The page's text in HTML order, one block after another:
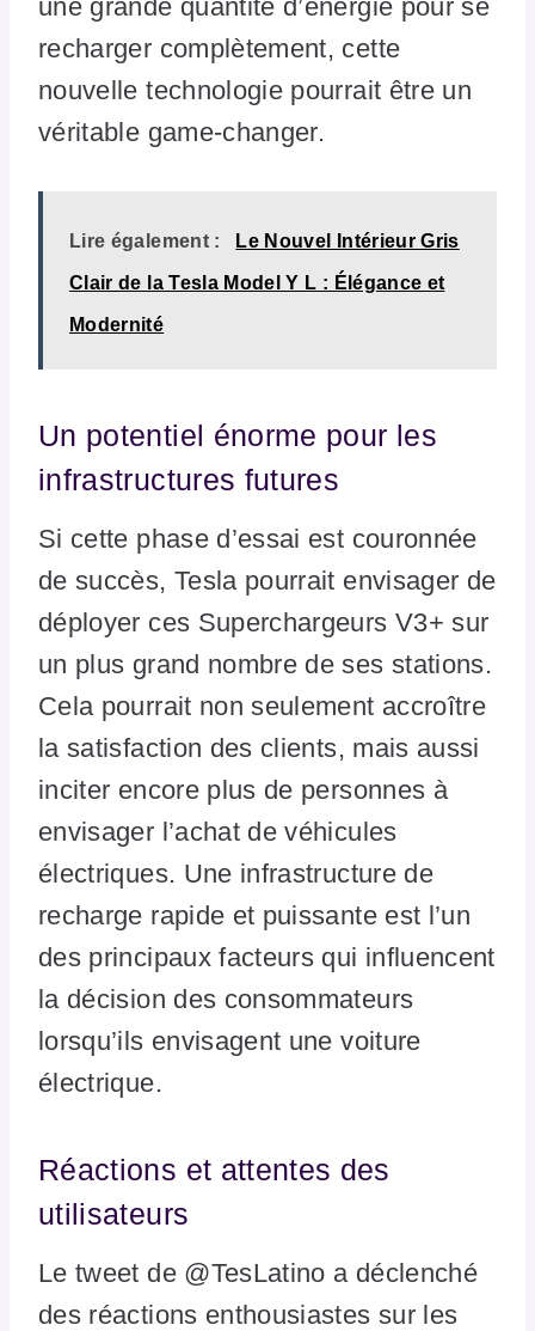
une grande quantité d’énergie pour se
recharger complètement, cette
nouvelle technologie pourrait être un
véritable game-changer.
Lire également : Le Nouvel Intérieur Gris
Clair de la Tesla Model Y L : Élégance et
Modernité
Un potentiel énorme pour les
infrastructures futures
Si cette phase d’essai est couronnée
de succès, Tesla pourrait envisager de
déployer ces Superchargeurs V3+ sur
un plus grand nombre de ses stations.
Cela pourrait non seulement accroître
la satisfaction des clients, mais aussi
inciter encore plus de personnes à
envisager l’achat de véhicules
électriques. Une infrastructure de
recharge rapide et puissante est l’un
des principaux facteurs qui influencent
la décision des consommateurs
lorsqu’ils envisagent une voiture
électrique.
Réactions et attentes des
utilisateurs
Le tweet de @TesLatino a déclenché
des réactions enthousiastes sur les